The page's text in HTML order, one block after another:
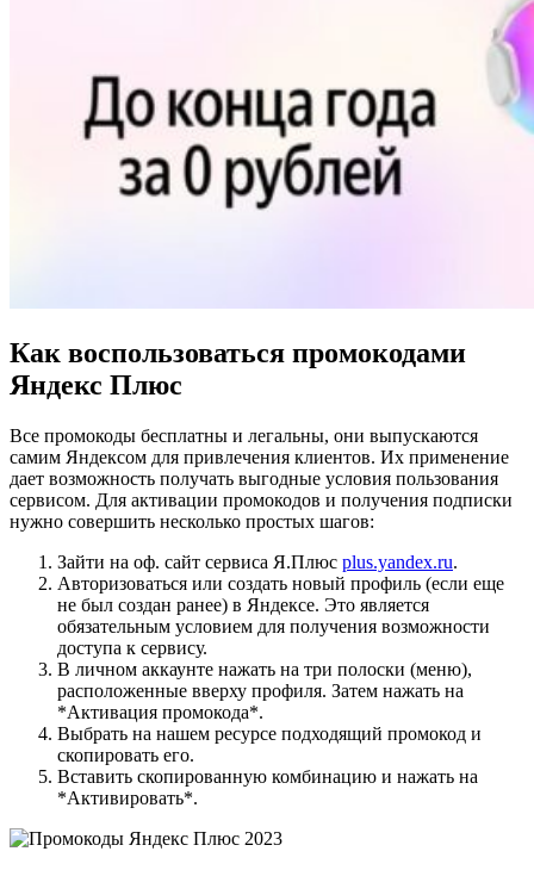
Как воспользоваться промокодами
Яндекс Плюс
Все промокоды бесплатны и легальны, они выпускаются
самим Яндексом для привлечения клиентов. Их применение
дает возможность получать выгодные условия пользования
сервисом. Для активации промокодов и получения подписки
нужно совершить несколько простых шагов:
Зайти на оф. сайт сервиса Я.Плюс plus.yandex.ru.
Авторизоваться или создать новый профиль (если еще
не был создан ранее) в Яндексе. Это является
обязательным условием для получения возможности
доступа к сервису.
В личном аккаунте нажать на три полоски (меню),
расположенные вверху профиля. Затем нажать на
*Активация промокода*.
Выбрать на нашем ресурсе подходящий промокод и
скопировать его.
Вставить скопированную комбинацию и нажать на
*Активировать*.